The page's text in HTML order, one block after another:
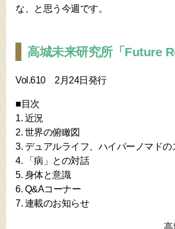
な、と思う今週です。
高城未来研究所「Future
Vol.610 2月24日発行
■目次
1. 近況
2. 世界の俯瞰図
3. デュアルライフ、ハイパーノマドの
4. 「病」との対話
5. 身体と意識
6. Q&Aコーナー
7. 連載のお知らせ
高